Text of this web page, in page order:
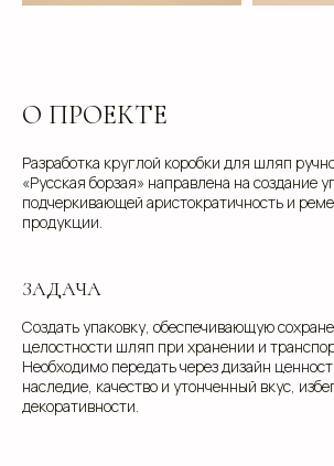
О ПРОЕКТЕ
Разработка круглой коробки для шляп
«Русская борзая» направлена на создание
подчеркивающей аристократичность и
продукции.
ЗАДАЧА
Создать упаковку, обеспечивающую
целостности шляп при хранении и
Необходимо передать через дизайн
наследие, качество и утонченный вкус,
декоративности.